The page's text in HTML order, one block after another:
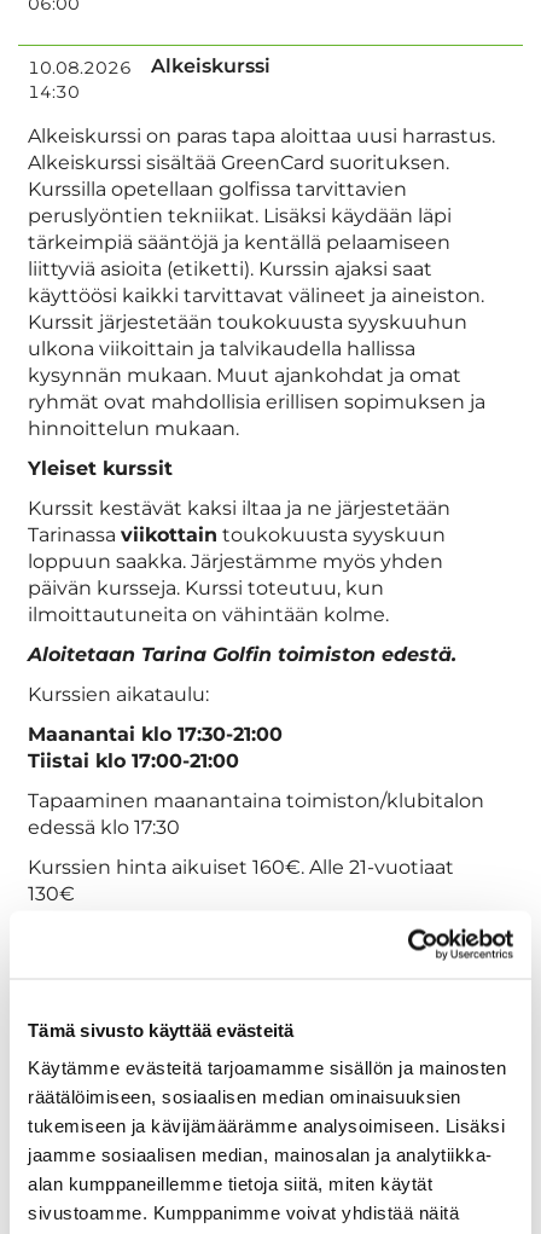
Tämä sivusto käyttää evästeitä
Käytämme evästeitä tarjoamamme sisällön ja mainosten
räätälöimiseen, sosiaalisen median ominaisuuksien
tukemiseen ja kävijämäärämme analysoimiseen. Lisäksi
jaamme sosiaalisen median, mainosalan ja analytiikka-
alan kumppaneillemme tietoja siitä, miten käytät
sivustoamme. Kumppanimme voivat yhdistää näitä
10.08.2026
14:30
Alkeiskurssi
Alkeiskurssi on paras tapa aloittaa uusi harrastus.
Alkeiskurssi sisältää GreenCard suorituksen.
Kurssilla opetellaan golfissa tarvittavien
peruslyöntien tekniikat. Lisäksi käydään läpi
tärkeimpiä sääntöjä ja kentällä pelaamiseen
liittyviä asioita (etiketti). Kurssin ajaksi saat
käyttöösi kaikki tarvittavat välineet ja aineiston.
Kurssit järjestetään toukokuusta syyskuuhun
ulkona viikoittain ja talvikaudella hallissa
kysynnän mukaan. Muut ajankohdat ja omat
ryhmät ovat mahdollisia erillisen sopimuksen ja
hinnoittelun mukaan.
Yleiset kurssit
Kurssit kestävät kaksi iltaa ja ne järjestetään
Tarinassa viikottain toukokuusta syyskuun
loppuun saakka. Järjestämme myös yhden
päivän kursseja. Kurssi toteutuu, kun
ilmoittautuneita on vähintään kolme.
Aloitetaan Tarina Golfin toimiston edestä.
Kurssien aikataulu:
Maanantai klo 17:30-21:00
Tiistai klo 17:00-21:00
Tapaaminen maanantaina toimiston/klubitalon
edessä klo 17:30
Kurssien hinta aikuiset 160€. Alle 21-vuotiaat
130€
janne.eskola@jegolf.fi
+358505991992
Touko-elokuussa kursseja myös viikonloppuisin
kysynnän mukaan:
Lauantaina klo 18:00-21:00